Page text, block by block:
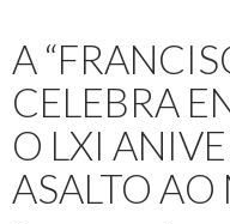
carta
de
parabéns
a
Fidel
A
CELEBRA
O LXI
ASALTO